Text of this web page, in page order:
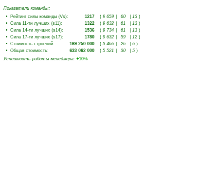
Показатели команды:
• Рейтинг силы команды (Vs): 1217 ( 9 659 60 13 )
• Сила 11-ти лучших (s11): 1322 ( 9 632 61 13 )
• Сила 14-ти лучших (s14): 1536 ( 9 734 61 13 )
• Сила 17-ти лучших (s17): 1780 ( 9 632 59 12 )
• Стоимость строений: 169 250 000 ( 3 466 26 6 )
• Общая стоимость: 633 062 000 ( 5 521 30 5 )
Успешность работы менеджера: +10%